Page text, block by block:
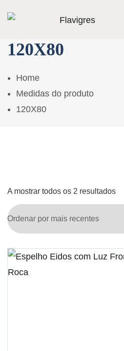
120X80
Home
Medidas do produto
120X80
A mostrar todos os 2 resultados